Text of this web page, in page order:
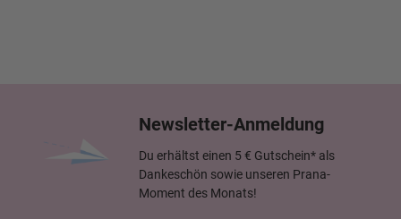
Newsletter-Anmeldung
Du erhältst einen 5 € Gutschein* als
Dankeschön sowie unseren Prana-
Moment des Monats!